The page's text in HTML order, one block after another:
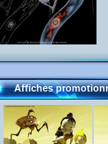
Affiches